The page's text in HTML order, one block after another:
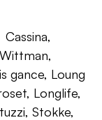
gance, Loung
Longlife,
Stokke,